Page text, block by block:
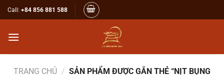
Bỏ
qua
dung
Call: +84 856 881 588
TRANG CHỦ / SẢN PHẨM ĐƯỢC GẮN THẺ “NỊT BỤNG